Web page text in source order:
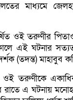
মাধ্যমে
ওই তরুণীর
এই ঘটনার
(তদন্ত) মাহাবুব
ওই তরুণীকে
এ ঘটনায়